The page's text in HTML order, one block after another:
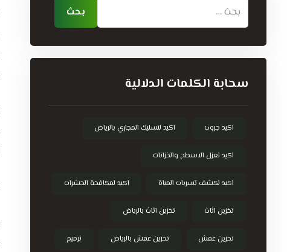
سحابة الكلمات الدلالية
اكيد جروب اكيد لتسليك المجاري بالرياض
اكيد لعزل الاسطح والخزانات
اكيد لكشف تسربات المياة اكيد لمكافحة الحشرات
تخزين اثاث تخزين اثاث بالرياض
تخزين عفش تخزين عفش بالرياض ترميم